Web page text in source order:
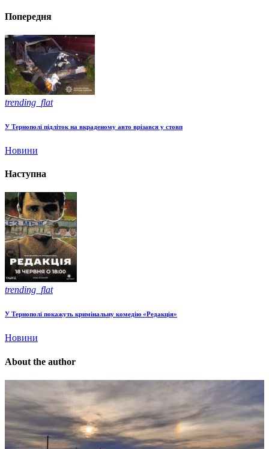
Попередня
trending_flat
У Тернополі підліток на вкраденому авто врізався у стовп
Новини
Наступна
trending_flat
У Тернополі покажуть кримінальну комедію «Редакція»
Новини
About the author